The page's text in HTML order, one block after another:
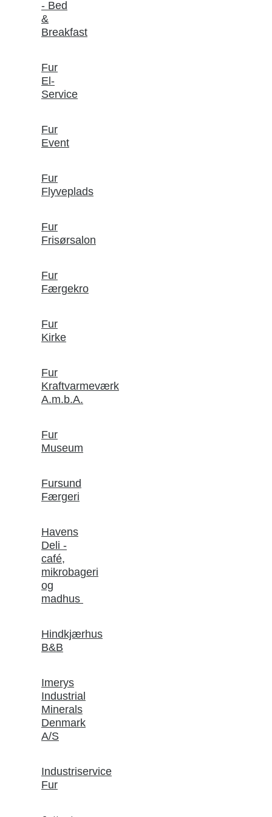
- Bed
&
Breakfast
Fur
El-
Service
Fur
Event
Fur
Flyveplads
Fur
Frisørsalon
Fur
Færgekro
Fur
Kirke
Fur
Kraftvarmeværk
A.m.b.A.
Fur
Museum
Fursund
Færgeri
Havens
Deli -
café,
mikrobageri
og
madhus
Hindkjærhus
B&B
Imerys
Industrial
Minerals
Denmark
A/S
Industriservice
Fur